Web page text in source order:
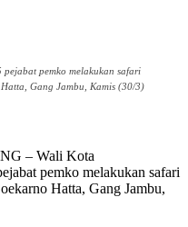
pemko melakukan safari
Gang Jambu, Kamis (30/3)
– Wali Kota
pemko melakukan safari
Hatta, Gang Jambu,